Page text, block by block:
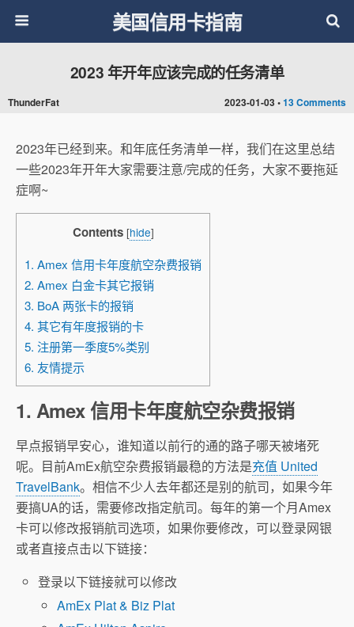
美国信用卡指南
2023-01-03 •13 Comments
2023 年开年应该完成的任务清单
ThunderFat
2023年已经到来。和年底任务清单一样，我们在这里总结
一些2023年开年大家需要注意/完成的任务，大家不要拖延
症啊~
Contents [hide]
1. Amex 信用卡年度航空杂费报销
2. Amex 白金卡其它报销
3. BoA 两张卡的报销
4. 其它有年度报销的卡
5. 注册第一季度5%类别
6. 友情提示
1. Amex 信用卡年度航空杂费报销
早点报销早安心，谁知道以前行的通的路子哪天被堵死
呢。目前AmEx航空杂费报销最稳的方法是充值 United
TravelBank。相信不少人去年都还是别的航司，如果今年
要搞UA的话，需要修改指定航司。每年的第一个月Amex
卡可以修改报销航司选项，如果你要修改，可以登录网银
或者直接点击以下链接：
登录以下链接就可以修改
AmEx Plat & Biz Plat